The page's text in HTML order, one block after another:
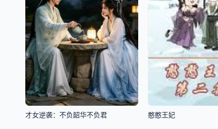
才女逆袭：不负韶华不负君 憨憨王妃